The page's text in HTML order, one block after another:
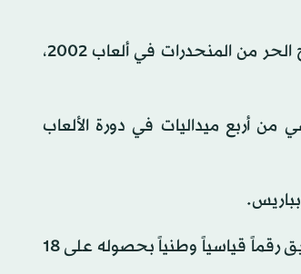
فازت كامبلين بالميدالية الذهبية الشتوية الثانية لأستراليا، عندما حصلت على لقب التزلج الحر من المنحدرات في ألعاب 2002،
من أربع ميداليات في دورة الألعاب
وقادت بطلة سباقات الدراجات السابقة، آنا ميريس، بعثة أستراليا في باريس، ليحقق الفريق رقماً قياسياً وطنياً بحصوله على 18